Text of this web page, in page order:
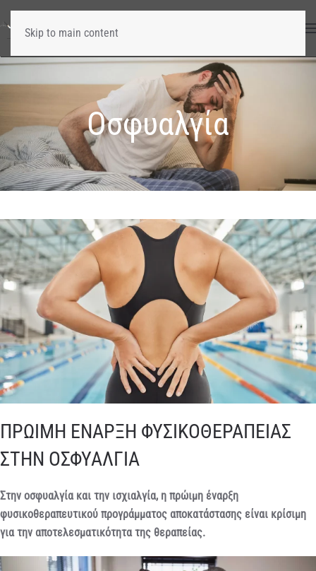
Skip to main content
Οσφυαλγία
ΠΡΩΙΜΗ ΕΝΑΡΞΗ ΦΥΣΙΚΟΘΕΡΑΠΕΙΑΣ
ΣΤΗΝ ΟΣΦΥΑΛΓΙΑ
Στην οσφυαλγία και την ισχιαλγία, η πρώιμη έναρξη
φυσικοθεραπευτικού προγράμματος αποκατάστασης είναι κρίσιμη
για την αποτελεσματικότητα της θεραπείας.